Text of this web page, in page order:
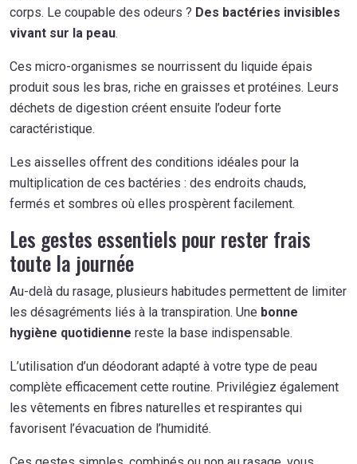
corps. Le coupable des odeurs ? Des bactéries invisibles
vivant sur la peau.
Ces micro-organismes se nourrissent du liquide épais
produit sous les bras, riche en graisses et protéines. Leurs
déchets de digestion créent ensuite l’odeur forte
caractéristique.
Les aisselles offrent des conditions idéales pour la
multiplication de ces bactéries : des endroits chauds,
fermés et sombres où elles prospèrent facilement.
Les gestes essentiels pour rester frais
toute la journée
Au-delà du rasage, plusieurs habitudes permettent de limiter
les désagréments liés à la transpiration. Une bonne
hygiène quotidienne reste la base indispensable.
L’utilisation d’un déodorant adapté à votre type de peau
complète efficacement cette routine. Privilégiez également
les vêtements en fibres naturelles et respirantes qui
favorisent l’évacuation de l’humidité.